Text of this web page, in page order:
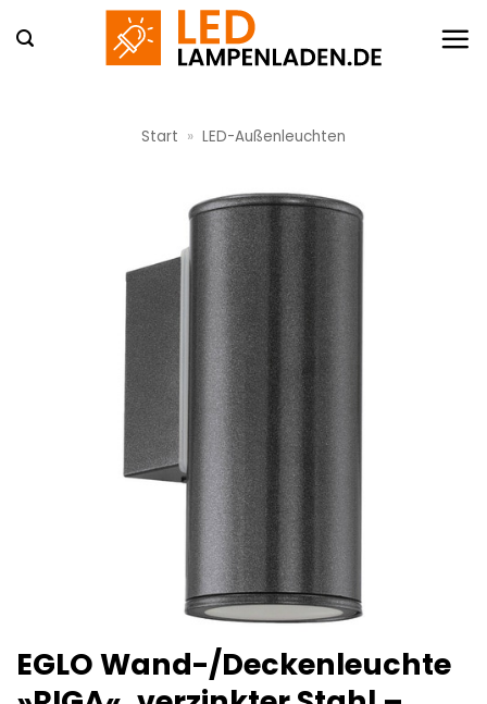
Inhalt
Start » LED-Außenleuchten
EGLO Wand-/Deckenleuchte